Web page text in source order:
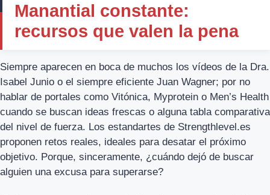
Manantial constante:
recursos que valen la pena
Siempre aparecen en boca de muchos los vídeos de la Dra.
Isabel Junio o el siempre eficiente Juan Wagner; por no
hablar de portales como Vitónica, Myprotein o Men’s Health
cuando se buscan ideas frescas o alguna tabla comparativa
del nivel de fuerza. Los estandartes de Strengthlevel.es
proponen retos reales, ideales para desatar el próximo
objetivo. Porque, sinceramente, ¿cuándo dejó de buscar
alguien una excusa para superarse?